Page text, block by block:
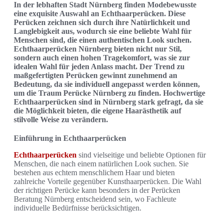
In der lebhaften Stadt Nürnberg finden Modebewusste
eine exquisite Auswahl an Echthaarperücken. Diese
Perücken zeichnen sich durch ihre Natürlichkeit und
Langlebigkeit aus, wodurch sie eine beliebte Wahl für
Menschen sind, die einen authentischen Look suchen.
Echthaarperücken Nürnberg bieten nicht nur Stil,
sondern auch einen hohen Tragekomfort, was sie zur
idealen Wahl für jeden Anlass macht. Der Trend zu
maßgefertigten Perücken gewinnt zunehmend an
Bedeutung, da sie individuell angepasst werden können,
um die Traum Perücke Nürnberg zu finden. Hochwertige
Echthaarperücken sind in Nürnberg stark gefragt, da sie
die Möglichkeit bieten, die eigene Haarästhetik auf
stilvolle Weise zu verändern.
Einführung in Echthaarperücken
Echthaarperücken sind vielseitige und beliebte Optionen für
Menschen, die nach einem natürlichen Look suchen. Sie
bestehen aus echtem menschlichem Haar und bieten
zahlreiche Vorteile gegenüber Kunsthaarperücken. Die Wahl
der richtigen Perücke kann besonders in der Perücken
Beratung Nürnberg entscheidend sein, wo Fachleute
individuelle Bedürfnisse berücksichtigen.